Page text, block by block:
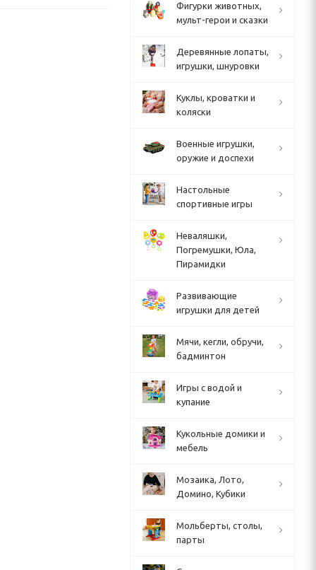
Фигурки животных,
мульт-герои и сказки
Деревянные лопаты,
игрушки, шнуровки
Куклы, кроватки и
коляски
Военные игрушки,
оружие и доспехи
Настольные
спортивные игры
Неваляшки,
Погремушки, Юла,
Пирамидки
Развивающие
игрушки для детей
Мячи, кегли, обручи,
бадминтон
Игры с водой и
купание
Кукольные домики и
мебель
Мозаика, Лото,
Домино, Кубики
Мольберты, столы,
парты